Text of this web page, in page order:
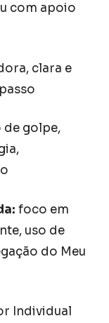
com apoio
clara e
de golpe,
foco em
uso de
do Meu
Individual